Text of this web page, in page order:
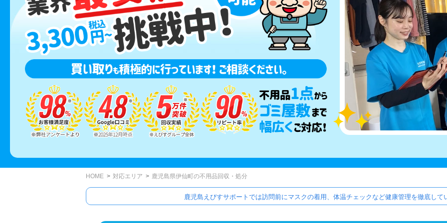
HOME 対応エリア 鹿児島県伊仙町の不用品回収・処分
鹿児島えびすサポートでは訪問前にマスクの着用、体温チェックなど健康管理を徹底して